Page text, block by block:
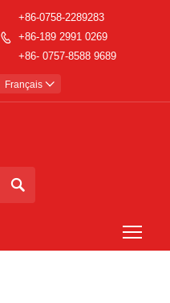

+86-0758-2289283
+86-189 2991 0269
+86- 0757-8588 9689
Français 
